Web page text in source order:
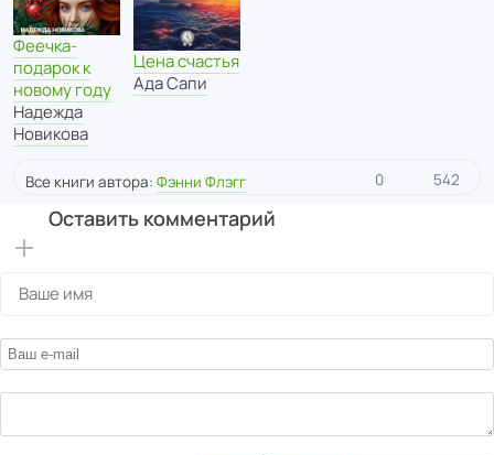
Феечка-
подарок к
новому году
Надежда
Новикова
Цена счастья
Ада Сапи
Все книги автора: Фэнни Флэгг 0 542
Оставить комментарий